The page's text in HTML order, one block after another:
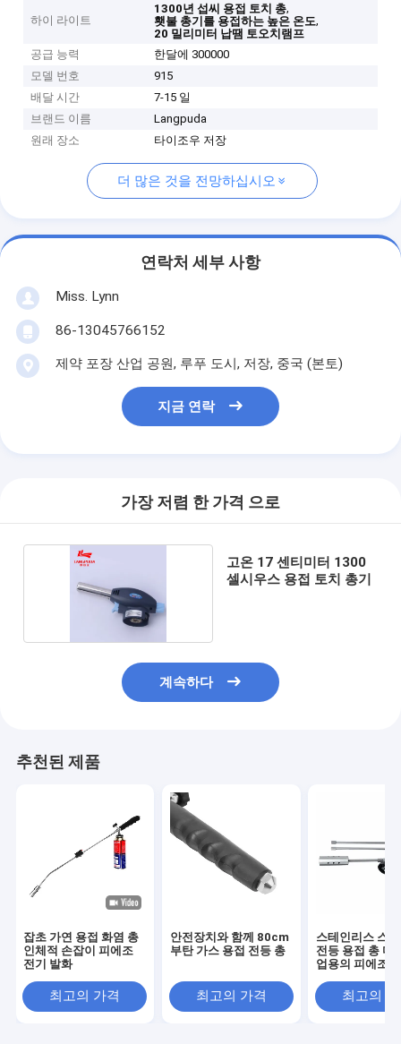
하이 라이트
1300년 섭씨 용접 토치 총,
횃불 총기를 용접하는 높은 온도,
20 밀리미터 납땜 토오치램프
공급 능력
한달에 300000
모델 번호
915
배달 시간
7-15 일
브랜드 이름
Langpuda
원래 장소
타이조우 저장
더 많은 것을 전망하십시오
연락처 세부 사항
Miss. Lynn
86-13045766152
제약 포장 산업 공원, 루푸 도시, 저장, 중국 (본토)
지금 연락
가장 저렴 한 가격 으로
고온 17 센티미터 1300
셀시우스 용접 토치 총기
계속하다
추천된 제품
잡초 가연 용접 화염 총
인체적 손잡이 피에조
전기 발화
최고의 가격
안전장치와 함께 80cm
부탄 가스 용접 전등 총
최고의 가격
스테인리스 스
전등 용접 총 다
업용의 피에조
최고의